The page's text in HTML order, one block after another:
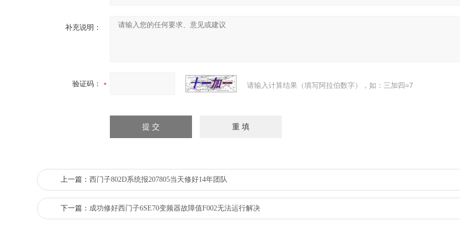
补充说明：
验证码： 请输入计算结果（填写阿拉伯数字），如：三加四=7
上一篇： 西门子802D系统报207805当天修好14年团队
下一篇： 成功修好西门子6SE70变频器故障值F002无法运行解决